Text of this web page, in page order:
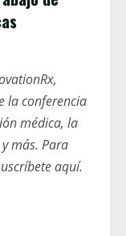
la conferencia
médica, la
más. Para
aquí.